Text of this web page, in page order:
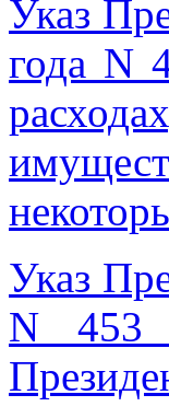
Указ
года N
Указ
N 453